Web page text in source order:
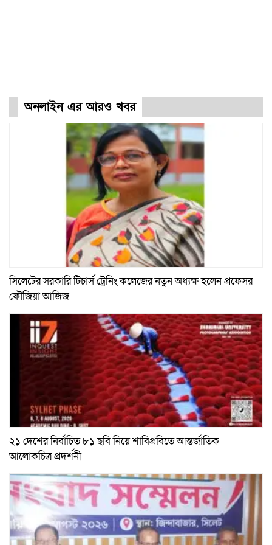
অনলাইন এর আরও খবর
সিলেটের সরকারি টিচার্স ট্রেনিং কলেজের নতুন অধ্যক্ষ হলেন প্রফেসর
ফৌজিয়া আজিজ
২১ দেশের নির্বাচিত ৮১ ছবি নিয়ে শাবিপ্রবিতে আন্তর্জাতিক
আলোকচিত্র প্রদর্শনী